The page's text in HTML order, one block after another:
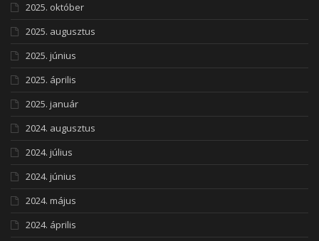
2025. október
2025. augusztus
2025. június
2025. április
2025. január
2024. augusztus
2024. július
2024. június
2024. május
2024. április